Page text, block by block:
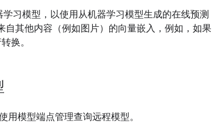
习模型，以使用从机器学习模型生成的在线预测
自其他内容（例如图片）的向量嵌入，例如，如果
换。
用模型端点管理查询远程模型。